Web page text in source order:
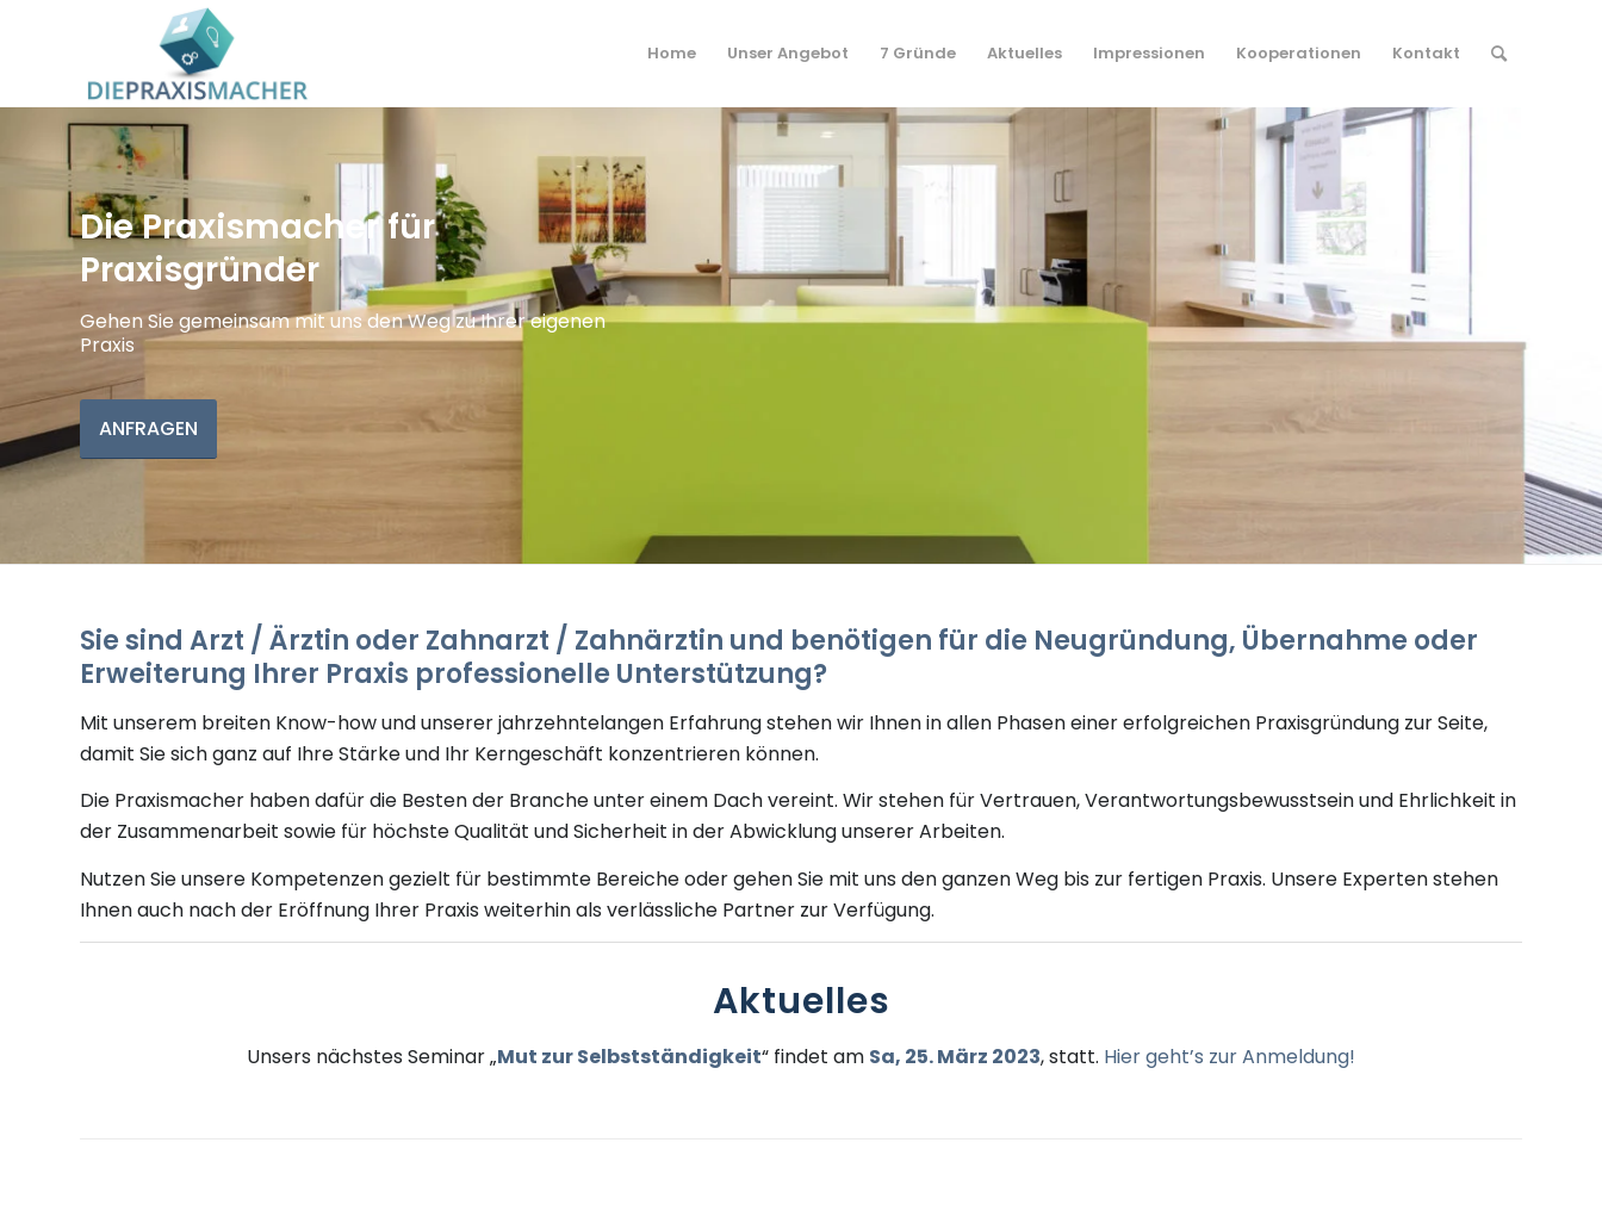
Home Unser Angebot 7 Gründe Aktuelles Impressionen Kooperationen Kontakt
Die Praxismacher für
Praxisgründer
Gehen Sie gemeinsam mit uns den Weg zu Ihrer eigenen
Praxis
ANFRAGEN
Sie sind Arzt / Ärztin oder Zahnarzt / Zahnärztin und benötigen für die Neugründung, Übernahme oder
Erweiterung Ihrer Praxis professionelle Unterstützung?
Mit unserem breiten Know-how und unserer jahrzehntelangen Erfahrungstehen wir Ihnen inallen Phasen einer erfolgreichen Praxisgründung zur Seite,
damit Sie sich ganz auf Ihre Stärke und Ihr Kerngeschäft konzentrieren können.
Die Praxismacher habendafürdie Besten der Branche unter einem Dach vereint. Wir stehen für Vertrauen, Verantwortungsbewusstsein und Ehrlichkeit in
der Zusammenarbeit sowie für höchste Qualität und Sicherheit in der Abwicklung unserer Arbeiten.
Nutzen Sie unsere Kompetenzen gezielt für bestimmte Bereiche oder gehen Sie mit uns den ganzen Weg bis zur fertigen Praxis. Unsere Experten stehen
Ihnen auch nach der Eröffnung Ihrer Praxis weiterhin als verlässliche Partner zur Verfügung.
Aktuelles
Unsers nächstes Seminar „Mut zur Selbstständigkeit“ findet am Sa, 25. März 2023, statt. Hier geht’s zur Anmeldung!